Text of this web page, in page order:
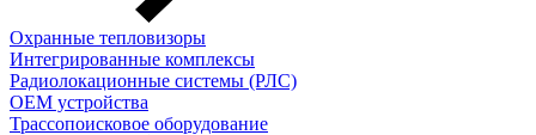
Охранные тепловизоры
Интегрированные комплексы
Радиолокационные системы (РЛС)
OEM устройства
Трассопоисковое оборудование